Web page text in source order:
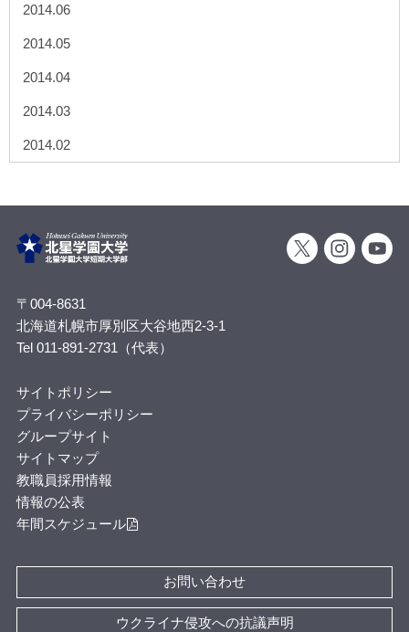
2014.06
2014.05
2014.04
2014.03
2014.02
〒004-8631
北海道札幌市厚別区大谷地西2-3-1
Tel 011-891-2731（代表）
サイトポリシー
プライバシーポリシー
グループサイト
サイトマップ
教職員採用情報
情報の公表
年間スケジュール
お問い合わせ
ウクライナ侵攻への抗議声明